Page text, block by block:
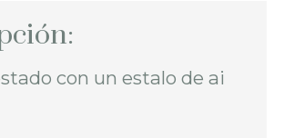
con un estalo de ai